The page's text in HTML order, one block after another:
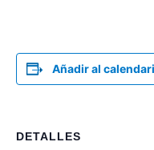
Añadir al
DETALLES